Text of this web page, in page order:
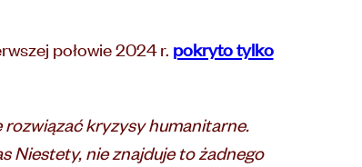
połowie 2024 r. pokryto tylko
kryzysy humanitarne.
Niestety, nie znajduje to żadnego